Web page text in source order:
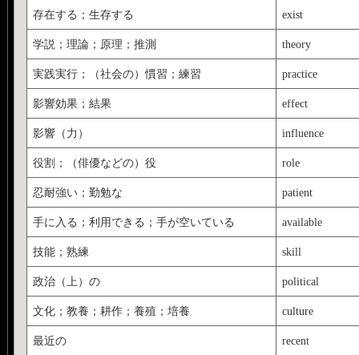
存在する；生存する exist
学説；理論；原理；推測 theory
実践実行；（社会の）慣習；練習 practice
影響効果；結果 effect
影響（力） influence
役割；（俳優などの）役 role
忍耐強い；勤勉な patient
手に入る；利用できる；手が空いている available
技能；熟練 skill
政治（上）の political
文化；教養；耕作；養殖；培養 culture
最近の recent